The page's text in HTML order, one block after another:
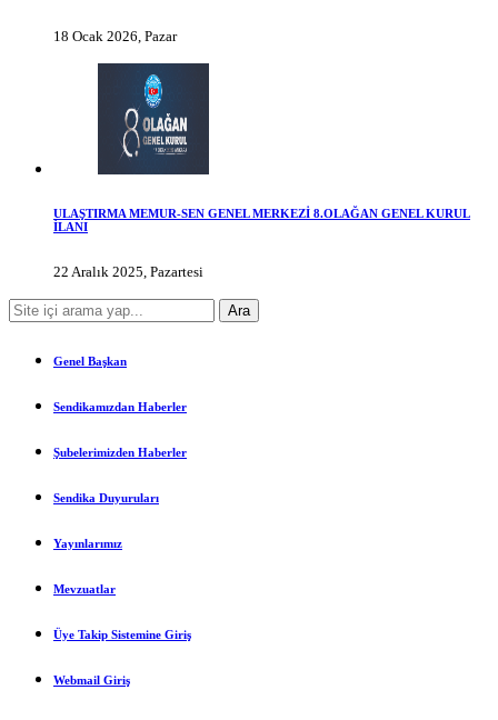
18 Ocak 2026, Pazar
ULAŞTIRMA MEMUR-SEN GENEL MERKEZİ 8.OLAĞAN GENEL KURUL
İLANI
22 Aralık 2025, Pazartesi
Genel Başkan
Sendikamızdan Haberler
Şubelerimizden Haberler
Sendika Duyuruları
Yayınlarımız
Mevzuatlar
Üye Takip Sistemine Giriş
Webmail Giriş